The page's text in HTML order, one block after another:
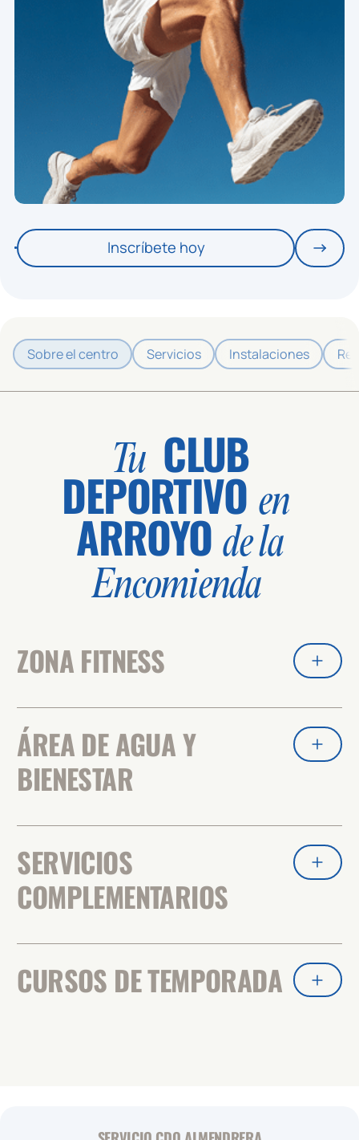
Inscríbete hoy
Sobre el centro Servicios Instalaciones
Tu CLUB
DEPORTIVO en
ARROYO de la
Encomienda
ZONA FITNESS
ÁREA DE AGUA Y
BIENESTAR
SERVICIOS
COMPLEMENTARIOS
CURSOS DE TEMPORADA